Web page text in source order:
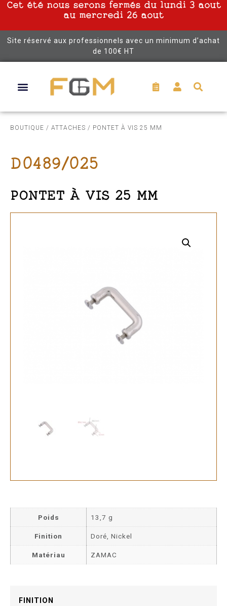
Cet été nous serons fermés du lundi 3 aout
au mercredi 26 aout
Site réservé aux professionnels avec un minimum d’achat
de 100€ HT
BOUTIQUE / ATTACHES / PONTET À VIS 25 MM
D0489/025
PONTET À VIS 25 MM
Poids 13,7 g
Finition Doré, Nickel
Matériau ZAMAC
FINITION